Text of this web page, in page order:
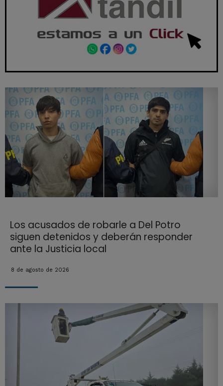
Los acusados de robarle a Del Potro
siguen detenidos y deberán responder
ante la Justicia local
8 de agosto de 2026